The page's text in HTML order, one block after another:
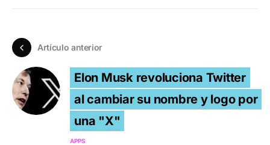
Artículo anterior
Elon Musk revoluciona Twitter
al cambiar su nombre y logo por
una "X"
APPS